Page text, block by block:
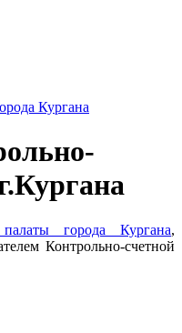
Кургана
палаты города Кургана,
Контрольно-счетной